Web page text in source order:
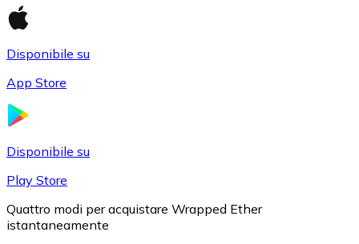
Disponibile su
App Store
Disponibile su
Play Store
Quattro modi per acquistare Wrapped Ether
istantaneamente